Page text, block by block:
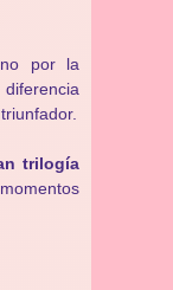
no por la
trilogía